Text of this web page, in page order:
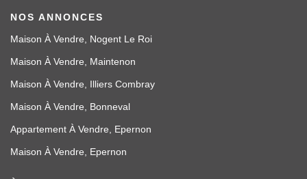
NOS ANNONCES
Maison À Vendre, Nogent Le Roi
Maison À Vendre, Maintenon
Maison À Vendre, Illiers Combray
Maison À Vendre, Bonneval
Appartement À Vendre, Epernon
Maison À Vendre, Epernon